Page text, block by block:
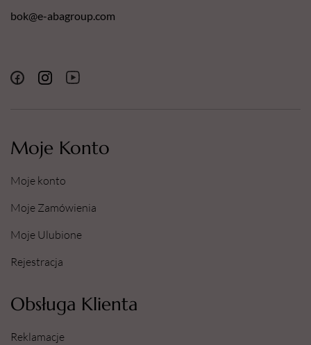
Moje Konto
Moje konto
Moje Zamówienia
Moje Ulubione
Rejestracja
Obsługa Klienta
Reklamacje
bok@e-abagroup.com